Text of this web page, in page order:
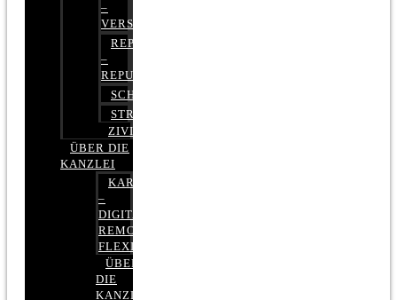
–
VERSICHERUNGSRECHT
REPUTATIONSRECHT
–
REPUTATIONSMANAGEMENT
SCHUFARECHT
STRAFRECHT
ZIVILRECHT
ÜBER DIE
KANZLEI
KARRIERE
–
DIGITAL,
REMOTE,
FLEXIBEL
ÜBER
DIE
KANZLEI